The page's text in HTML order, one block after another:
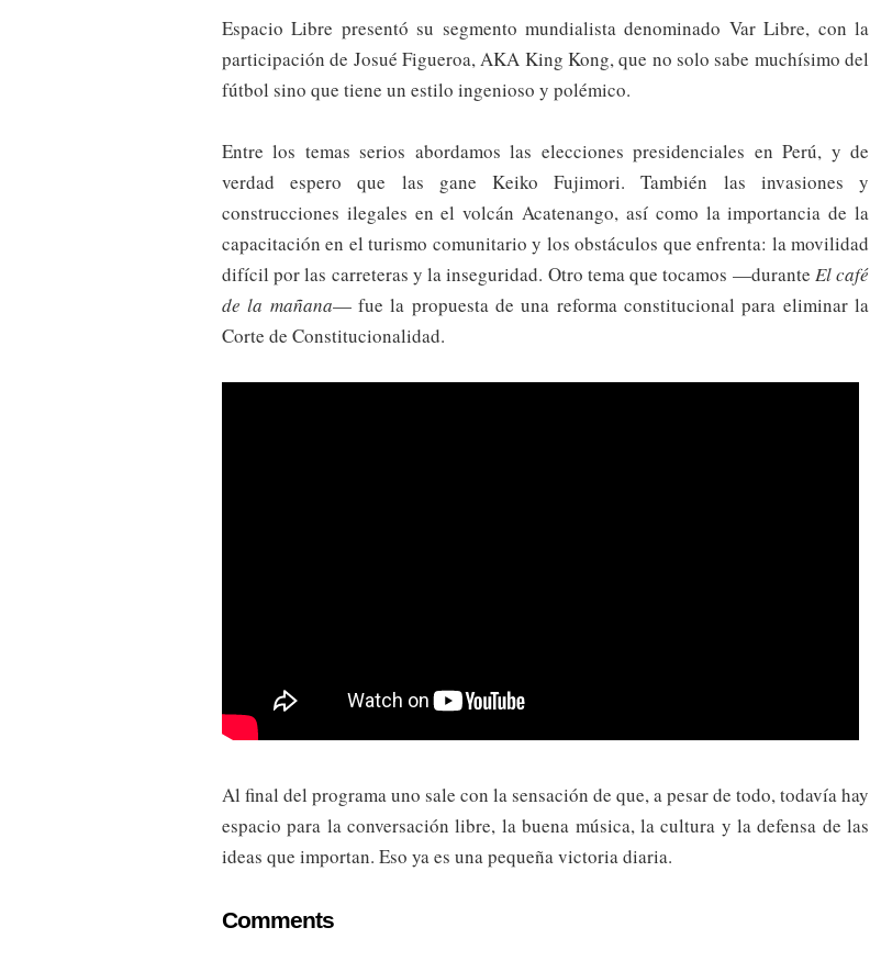
Espacio Libre presentó su segmento mundialista denominado Var Libre, con la
participación de Josué Figueroa, AKA King Kong, que no solo sabe muchísimo del
fútbol sino que tiene un estilo ingenioso y polémico.
Entre los temas serios abordamos las elecciones presidenciales en Perú, y de
verdad espero que las gane Keiko Fujimori. También las invasiones y
construcciones ilegales en el volcán Acatenango, así como la importancia de la
capacitación en el turismo comunitario y los obstáculos que enfrenta: la movilidad
difícil por las carreteras y la inseguridad. Otro tema que tocamos —durante El café
de la mañana— fue la propuesta de una reforma constitucional para eliminar la
Corte de Constitucionalidad.
Al final del programa uno sale con la sensación de que, a pesar de todo, todavía hay
espacio para la conversación libre, la buena música, la cultura y la defensa de las
ideas que importan. Eso ya es una pequeña victoria diaria.
Comments